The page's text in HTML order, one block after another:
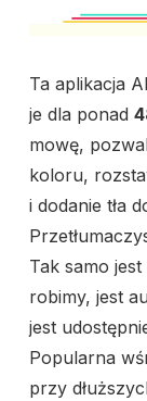
Ta aplikacja
je dla ponad
mowę,
koloru,
i dodanie tła
Tak samo
robimy, jest
jest
Popularna
przy